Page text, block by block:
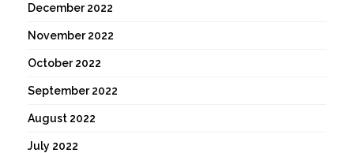
December 2022
November 2022
October 2022
September 2022
August 2022
July 2022